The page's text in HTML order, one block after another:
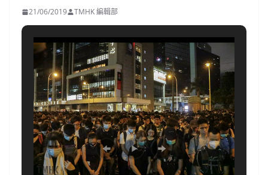
21/06/2019 TMHK 編輯部